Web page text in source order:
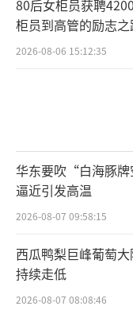
80后女柜员获聘
柜员到高管的励志
2026-08-06 15:12:35
华东要吹“白海豚
逼近引发高温
2026-08-07 09:58:15
西瓜鸭梨巨峰葡萄
持续走低
2026-08-07 08:08:46